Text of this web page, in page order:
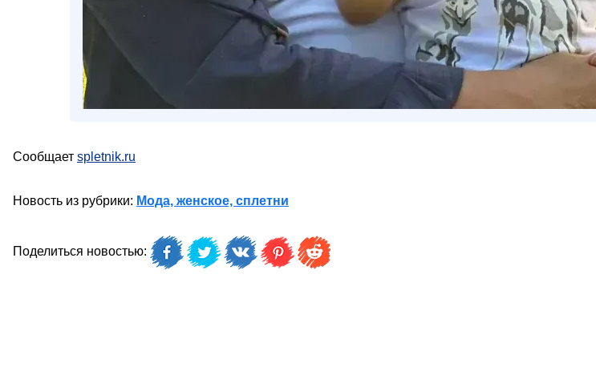
Сообщает spletnik.ru
Новость из рубрики: Мода, женское, сплетни
Поделиться новостью: